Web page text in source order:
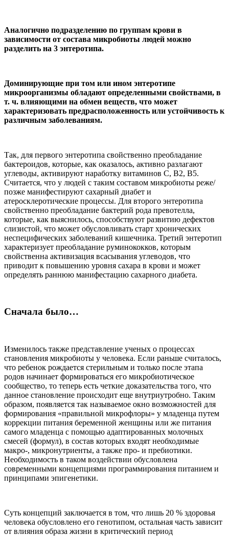
Аналогично подразделению по группам крови в
зависимости от состава микробиоты людей можно
разделить на 3 энтеротипа.
Доминирующие при том или ином энтеротипе
микроорганизмы обладают определенными свойствами, в
т. ч. влияющими на обмен веществ, что может
характеризовать предрасположенность или устойчивость к
различным заболеваниям.
Так, для первого энтеротипа свойственно преобладание
бактероидов, которые, как оказалось, активно разлагают
углеводы, активируют наработку витаминов C, B2, B5.
Считается, что у людей с таким составом микробиоты реже/
позже манифестируют сахарный диабет и
атеросклеротические процессы. Для второго энтеротипа
свойственно преобладание бактерий рода превотелла,
которые, как выяснилось, способствуют развитию дефектов
слизистой, что может обусловливать старт хронических
неспецифических заболеваний кишечника. Третий энтеротип
характеризует преобладание руминококков, которым
свойственна активизация всасывания углеводов, что
приводит к повышению уровня сахара в крови и может
определять раннюю манифестацию сахарного диабета.
Сначала было…
Изменилось также представление ученых о процессах
становления микробиоты у человека. Если раньше считалось,
что ребенок рождается стерильным и только после этапа
родов начинает формироваться его микробиотическое
сообщество, то теперь есть четкие доказательства того, что
данное становление происходит еще внутриутробно. Таким
образом, появляется так называемое окно возможностей для
формирования «правильной микрофлоры» у младенца путем
коррекции питания беременной женщины или же питания
самого младенца с помощью адаптированных молочных
смесей (формул), в состав которых входят необходимые
макро-, микронутриенты, а также про- и пребиотики.
Необходимость в таком воздействии обусловлена
современными концепциями программирования питанием и
принципами эпигенетики.
Суть концепций заключается в том, что лишь 20 % здоровья
человека обусловлено его генотипом, остальная часть зависит
от влияния образа жизни в критический период